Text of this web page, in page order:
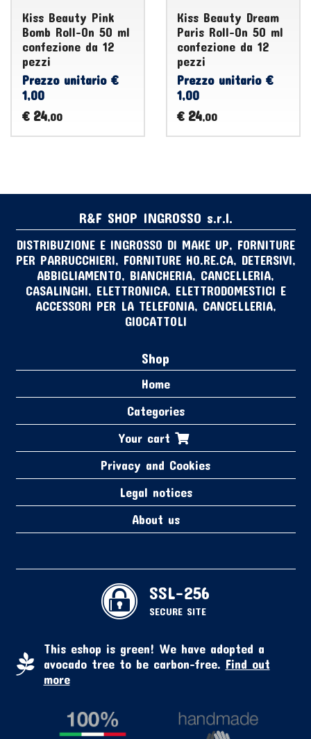
Kiss Beauty Pink
Bomb Roll-On 50 ml
confezione da 12
pezzi
Prezzo unitario €
1,00
€ 24,00
Kiss Beauty Dream
Paris Roll-On 50 ml
confezione da 12
pezzi
Prezzo unitario €
1,00
€ 24,00
R&F SHOP INGROSSO s.r.l.
DISTRIBUZIONE E INGROSSO DI MAKE UP, FORNITURE
PER PARRUCCHIERI, FORNITURE HO.RE.CA, DETERSIVI,
ABBIGLIAMENTO, BIANCHERIA, CANCELLERIA,
CASALINGHI, ELETTRONICA, ELETTRODOMESTICI E
ACCESSORI PER LA TELEFONIA, CANCELLERIA,
GIOCATTOLI
Shop
Home
Categories
Your cart
Privacy and Cookies
Legal notices
About us
SSL-256
SECURE SITE
This eshop is green! We have adopted a
avocado tree to be carbon-free. Find out
more